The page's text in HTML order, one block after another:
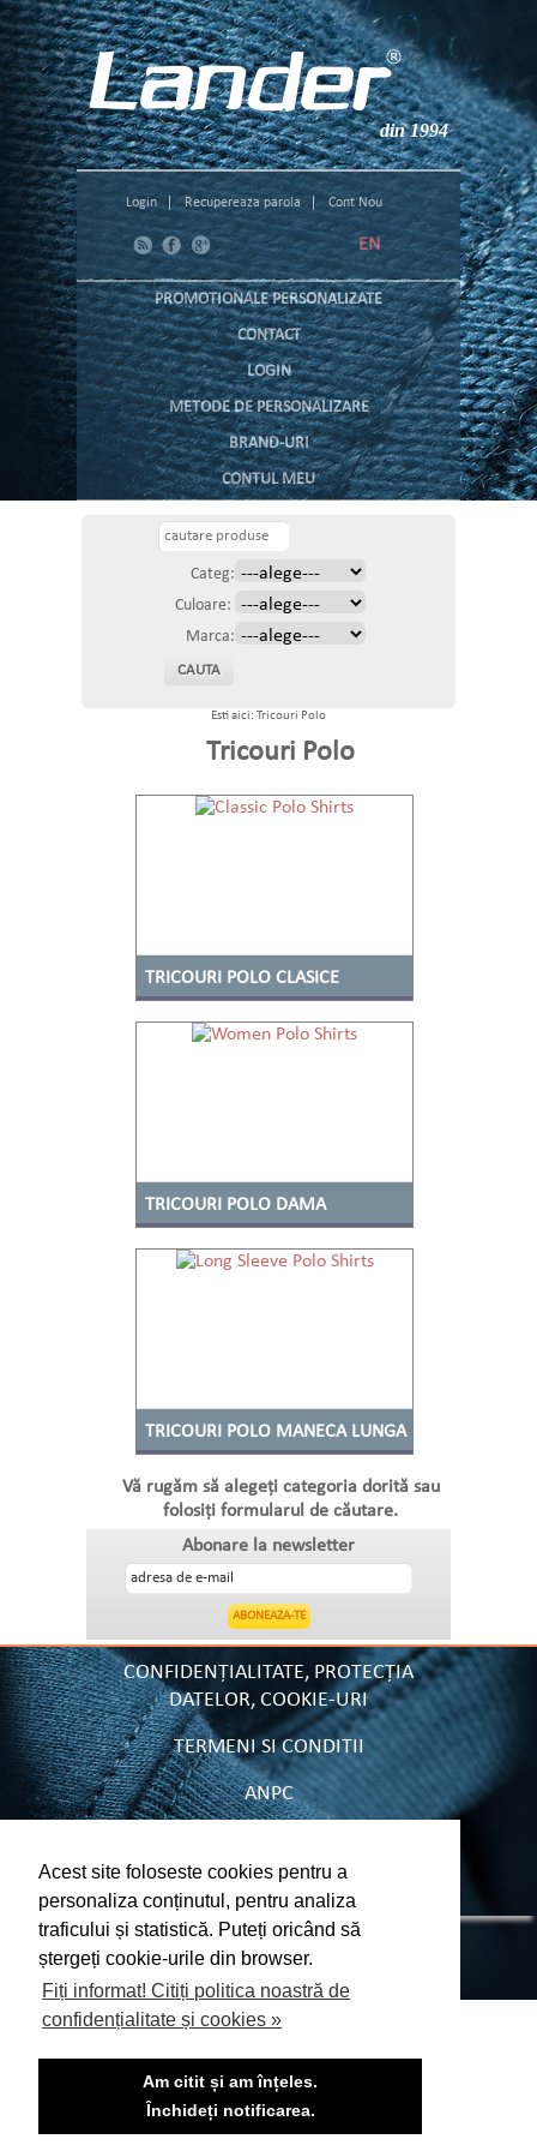
Acest site foloseste cookies pentru a
personaliza conținutul, pentru analiza
traficului și statistică. Puteți oricând să
ștergeți cookie-urile din browser.
Fiți informat! Citiți politica noastră de
confidențialitate și cookies »
Am citit și am înțeles.
Închideți notificarea.
din 1994
Login Recupereaza parola Cont Nou
EN
PROMOTIONALE PERSONALIZATE
CONTACT
LOGIN
METODE DE PERSONALIZARE
BRAND-URI
CONTUL MEU
Categ:
Culoare:
Marca:
Esti aici: Tricouri Polo
Tricouri Polo
TRICOURI POLO CLASICE
TRICOURI POLO DAMA
TRICOURI POLO MANECA LUNGA
Vă rugăm să alegeți categoria dorită sau
folosiți formularul de căutare.
Abonare la newsletter
CONFIDENȚIALITATE, PROTECȚIA
DATELOR, COOKIE-URI
TERMENI SI CONDITII
ANPC
CUM CUMPAR TRICOURI
Copyright © 2026 Lander.ro